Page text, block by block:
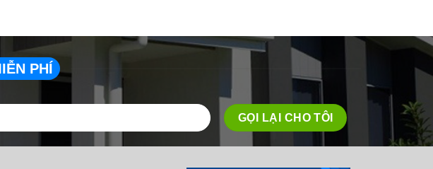
PHÍ